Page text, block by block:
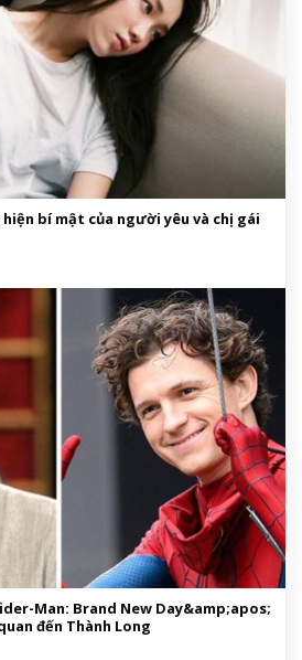
bí mật của người yêu và chị gái
Man: Brand New Day&amp;apos;
đến Thành Long